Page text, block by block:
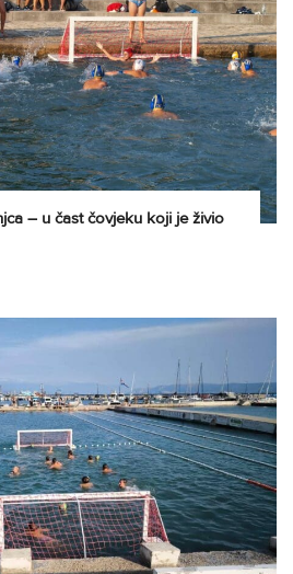
– u čast čovjeku koji je živio